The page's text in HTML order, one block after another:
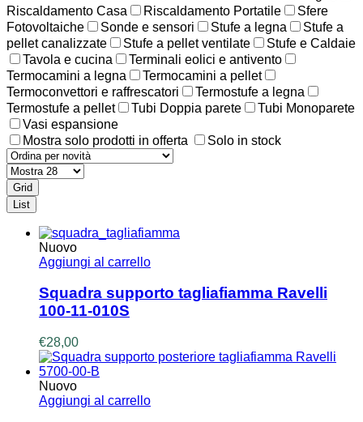
Riscaldamento Casa
Riscaldamento Portatile
Sfere
Fotovoltaiche
Sonde e sensori Stufe a legna
Stufe a
pellet canalizzate
Stufe a pellet ventilate
Stufe e Caldaie
Tavola e cucina
Terminali eolici e antivento
Termocamini a legna
Termocamini a pellet
Termoconvettori e raffrescatori
Termostufe a legna
Termostufe a pellet
Tubi Doppia parete
Tubi Monoparete
Vasi espansione
Mostra solo prodotti in offerta
Solo in stock
Grid
List
Nuovo
Aggiungi al carrello
Squadra supporto tagliafiamma Ravelli
100-11-010S
€28,00
Nuovo
Aggiungi al carrello